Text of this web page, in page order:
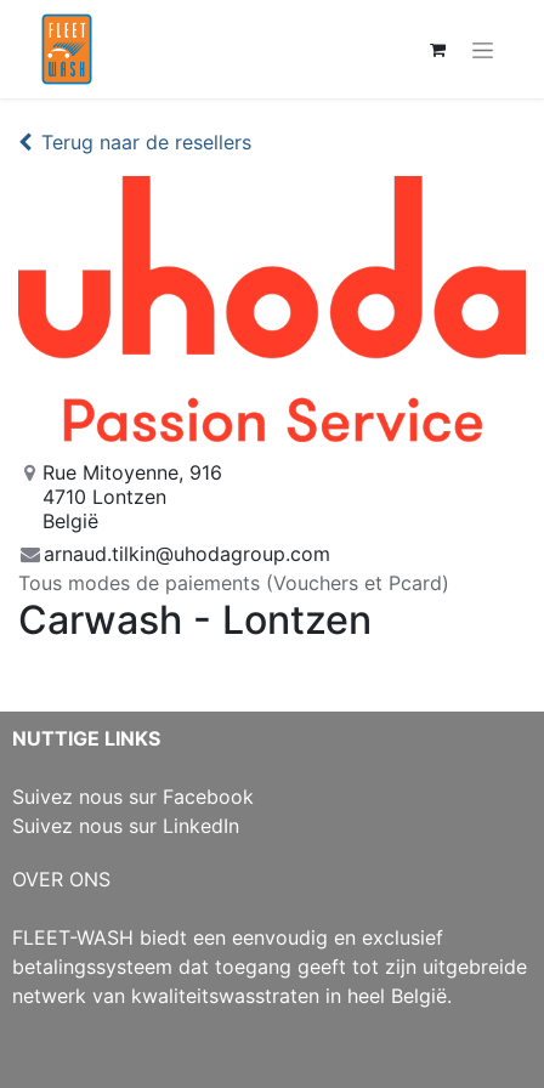
Terug naar de resellers
Rue Mitoyenne, 916
4710 Lontzen
België
arnaud.tilkin@uhodagroup.com
Tous modes de paiements (Vouchers et Pcard)
Carwash - Lontzen
NUTTIGE LINKS
Suivez nous sur Facebook
Suivez nous sur LinkedIn
OVER ONS
FLEET-WASH biedt een eenvoudig en exclusief
betalingssysteem dat toegang geeft tot zijn uitgebreide
netwerk van kwaliteitswasstraten in heel België.